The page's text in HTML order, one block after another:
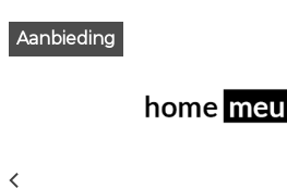
Aanbieding